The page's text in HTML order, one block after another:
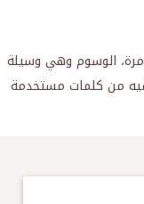
استُخدِم في المقالات حوالي (4) مرة، الوسوم وهي وسيلة
من كلمات مستخدمة